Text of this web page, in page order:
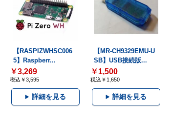
【RASPIZWHSC006
5】Raspberr...
￥3,269
税込￥3,595
詳細を見る
【MR-CH9329EMU-U
SB】USB接続版...
￥1,500
税込￥1,650
詳細を見る